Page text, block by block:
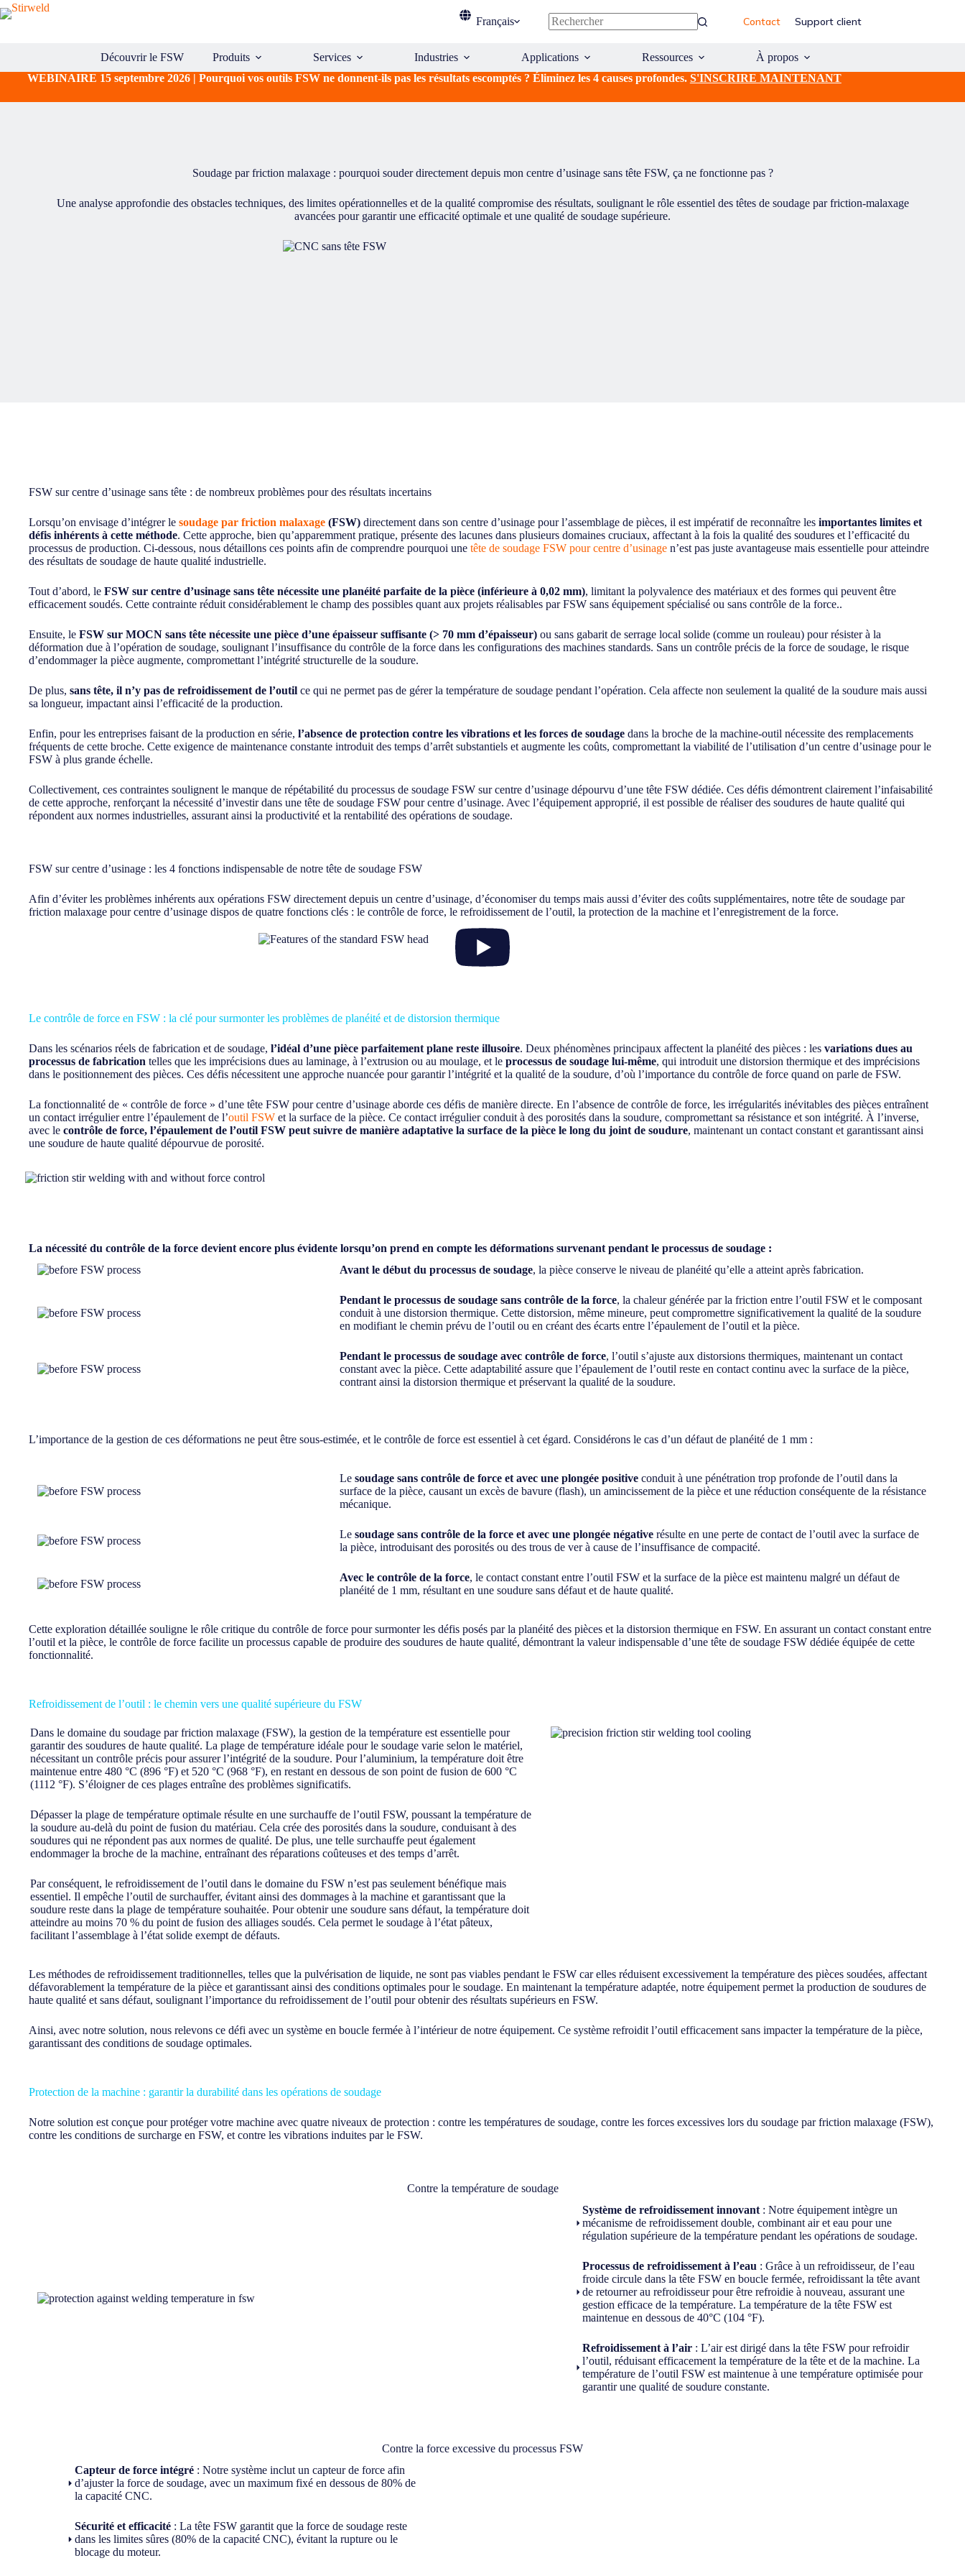
Passer
au
Français
Contact Support client
Découvrir le FSW Produits Services Industries Applications Ressources
À propos
WEBINAIRE 15 septembre 2026 | Pourquoi vos outils FSW ne donnent-ils pas les résultats escomptés ? Éliminez les 4 causes profondes. S'INSCRIRE MAINTENANT
Soudage par friction malaxage : pourquoi souder directement depuis mon centre d’usinage sans tête FSW, ça ne fonctionne pas ?
Une analyse approfondie des obstacles techniques, des limites opérationnelles et de la qualité compromise des résultats, soulignant le rôle essentiel des têtes de soudage par friction-malaxage
avancées pour garantir une efficacité optimale et une qualité de soudage supérieure.
FSW sur centre d’usinage sans tête : de nombreux problèmes pour des résultats incertains
Lorsqu’on envisage d’intégrer le soudage par friction malaxage (FSW) directement dans son centre d’usinage pour l’assemblage de pièces, il est impératif de reconnaître les importantes limites et
défis inhérents à cette méthode. Cette approche, bien qu’apparemment pratique, présente des lacunes dans plusieurs domaines cruciaux, affectant à la fois la qualité des soudures et l’efficacité du
processus de production. Ci-dessous, nous détaillons ces points afin de comprendre pourquoi une tête de soudage FSW pour centre d’usinage n’est pas juste avantageuse mais essentielle pour atteindre
des résultats de soudage de haute qualité industrielle.
Tout d’abord, le FSW sur centre d’usinage sans tête nécessite une planéité parfaite de la pièce (inférieure à 0,02 mm), limitant la polyvalence des matériaux et des formes qui peuvent être
efficacement soudés. Cette contrainte réduit considérablement le champ des possibles quant aux projets réalisables par FSW sans équipement spécialisé ou sans contrôle de la force..
Ensuite, le FSW sur MOCN sans tête nécessite une pièce d’une épaisseur suffisante (> 70 mm d’épaisseur) ou sans gabarit de serrage local solide (comme un rouleau) pour résister à la
déformation due à l’opération de soudage, soulignant l’insuffisance du contrôle de la force dans les configurations des machines standards. Sans un contrôle précis de la force de soudage, le risque
d’endommager la pièce augmente, compromettant l’intégrité structurelle de la soudure.
De plus, sans tête, il n’y pas de refroidissement de l’outil ce qui ne permet pas de gérer la température de soudage pendant l’opération. Cela affecte non seulement la qualité de la soudure mais aussi
sa longueur, impactant ainsi l’efficacité de la production.
Enfin, pour les entreprises faisant de la production en série, l’absence de protection contre les vibrations et les forces de soudage dans la broche de la machine-outil nécessite des remplacements
fréquents de cette broche. Cette exigence de maintenance constante introduit des temps d’arrêt substantiels et augmente les coûts, compromettant la viabilité de l’utilisation d’un centre d’usinage pour le
FSW à plus grande échelle.
Collectivement, ces contraintes soulignent le manque de répétabilité du processus de soudage FSW sur centre d’usinage dépourvu d’une tête FSW dédiée. Ces défis démontrent clairement l’infaisabilité
de cette approche, renforçant la nécessité d’investir dans une tête de soudage FSW pour centre d’usinage. Avec l’équipement approprié, il est possible de réaliser des soudures de haute qualité qui
répondent aux normes industrielles, assurant ainsi la productivité et la rentabilité des opérations de soudage.
FSW sur centre d’usinage : les 4 fonctions indispensable de notre tête de soudage FSW
Afin d’éviter les problèmes inhérents aux opérations FSW directement depuis un centre d’usinage, d’économiser du temps mais aussi d’éviter des coûts supplémentaires, notre tête de soudage par
friction malaxage pour centre d’usinage dispos de quatre fonctions clés : le contrôle de force, le refroidissement de l’outil, la protection de la machine et l’enregistrement de la force.
Le contrôle de force en FSW : la clé pour surmonter les problèmes de planéité et de distorsion thermique
Dans les scénarios réels de fabrication et de soudage, l’idéal d’une pièce parfaitement plane reste illusoire. Deux phénomènes principaux affectent la planéité des pièces : les variations dues au
processus de fabrication telles que les imprécisions dues au laminage, à l’extrusion ou au moulage, et le processus de soudage lui-même, qui introduit une distorsion thermique et des imprécisions
dans le positionnement des pièces. Ces défis nécessitent une approche nuancée pour garantir l’intégrité et la qualité de la soudure, d’où l’importance du contrôle de force quand on parle de FSW.
La fonctionnalité de « contrôle de force » d’une tête FSW pour centre d’usinage aborde ces défis de manière directe. En l’absence de contrôle de force, les irrégularités inévitables des pièces entraînent
un contact irrégulier entre l’épaulement de l’outil FSW et la surface de la pièce. Ce contact irrégulier conduit à des porosités dans la soudure, compromettant sa résistance et son intégrité. À l’inverse,
avec le contrôle de force, l’épaulement de l’outil FSW peut suivre de manière adaptative la surface de la pièce le long du joint de soudure, maintenant un contact constant et garantissant ainsi
une soudure de haute qualité dépourvue de porosité.
La nécessité du contrôle de la force devient encore plus évidente lorsqu’on prend en compte les déformations survenant pendant le processus de soudage :
Avant le début du processus de soudage, la pièce conserve le niveau de planéité qu’elle a atteint après fabrication.
Pendant le processus de soudage sans contrôle de la force, la chaleur générée par la friction entre l’outil FSW et le composant
conduit à une distorsion thermique. Cette distorsion, même mineure, peut compromettre significativement la qualité de la soudure
en modifiant le chemin prévu de l’outil ou en créant des écarts entre l’épaulement de l’outil et la pièce.
Pendant le processus de soudage avec contrôle de force, l’outil s’ajuste aux distorsions thermiques, maintenant un contact
constant avec la pièce. Cette adaptabilité assure que l’épaulement de l’outil reste en contact continu avec la surface de la pièce,
contrant ainsi la distorsion thermique et préservant la qualité de la soudure.
L’importance de la gestion de ces déformations ne peut être sous-estimée, et le contrôle de force est essentiel à cet égard. Considérons le cas d’un défaut de planéité de 1 mm :
Le soudage sans contrôle de force et avec une plongée positiveconduit à une pénétration trop profonde de l’outil dans la
surface de la pièce, causant un excès de bavure (flash), un amincissement de la pièce et une réduction conséquente de la résistance
mécanique.
Le soudage sans contrôle de la force et avec une plongée négativerésulte en une perte de contact de l’outil avec la surface de
la pièce, introduisant des porosités ou des trous de ver à cause de l’insuffisance de compacité.
Avec le contrôle de la force, le contact constant entre l’outil FSW et la surface de la pièce est maintenu malgré un défaut de
planéité de 1 mm, résultant en une soudure sans défaut et de haute qualité.
Cette exploration détaillée souligne le rôle critique du contrôle de force pour surmonter les défis posés par la planéité des pièces et la distorsion thermique en FSW. En assurant un contact constant entre
l’outil et la pièce, le contrôle de force facilite un processus capable de produire des soudures de haute qualité, démontrant la valeur indispensable d’une tête de soudage FSW dédiée équipée de cette
fonctionnalité.
Refroidissement de l’outil : le chemin vers une qualité supérieure du FSW
Dans le domaine du soudage par friction malaxage (FSW), la gestion de la température est essentielle pour
garantir des soudures de haute qualité. La plage de température idéale pour le soudage varie selon le matériel,
nécessitant un contrôle précis pour assurer l’intégrité de la soudure. Pour l’aluminium, la température doit être
maintenue entre 480 °C (896 °F) et 520 °C (968 °F), en restant en dessous de son point de fusion de 600 °C
(1112 °F). S’éloigner de ces plages entraîne des problèmes significatifs.
Dépasser la plage de température optimale résulte en une surchauffe de l’outil FSW, poussant la température de
la soudure au-delà du point de fusion du matériau. Cela crée des porosités dans la soudure, conduisant à des
soudures qui ne répondent pas aux normes de qualité. De plus, une telle surchauffe peut également
endommager la broche de la machine, entraînant des réparations coûteuses et des temps d’arrêt.
Par conséquent, le refroidissement de l’outil dans le domaine du FSW n’est pas seulement bénéfique mais
essentiel. Il empêche l’outil de surchauffer, évitant ainsi des dommages à la machine et garantissant que la
soudure reste dans la plage de température souhaitée. Pour obtenir une soudure sans défaut, la température doit
atteindre au moins 70 % du point de fusion des alliages soudés. Cela permet le soudage à l’état pâteux,
facilitant l’assemblage à l’état solide exempt de défauts.
Les méthodes de refroidissement traditionnelles, telles que la pulvérisation de liquide, ne sont pas viables pendant le FSW car elles réduisent excessivement la température des pièces soudées, affectant
défavorablement la température de la pièce et garantissant ainsi des conditions optimales pour le soudage. En maintenant la température adaptée, notre équipement permet la production de soudures de
haute qualité et sans défaut, soulignant l’importance du refroidissement de l’outil pour obtenir des résultats supérieurs en FSW.
Ainsi, avec notre solution, nous relevons ce défi avec un système en boucle fermée à l’intérieur de notre équipement. Ce système refroidit l’outil efficacement sans impacter la température de la pièce,
garantissant des conditions de soudage optimales.
Protection de la machine : garantir la durabilité dans les opérations de soudage
Notre solution est conçue pour protéger votre machine avec quatre niveaux de protection : contre les températures de soudage, contre les forces excessives lors du soudage par friction malaxage (FSW),
contre les conditions de surcharge en FSW, et contre les vibrations induites par le FSW.
Contre la température de soudage
Système de refroidissement innovant : Notre équipement intègre un
mécanisme de refroidissement double, combinant air et eau pour une
régulation supérieure de la température pendant les opérations de soudage.
Processus de refroidissement à l’eau : Grâce à un refroidisseur, de l’eau
froide circule dans la tête FSW en boucle fermée, refroidissant la tête avant
de retourner au refroidisseur pour être refroidie à nouveau, assurant une
gestion efficace de la température. La température de la tête FSW est
maintenue en dessous de 40°C (104 °F).
Refroidissement à l’air : L’air est dirigé dans la tête FSW pour refroidir
l’outil, réduisant efficacement la température de la tête et de la machine. La
température de l’outil FSW est maintenue à une température optimisée pour
garantir une qualité de soudure constante.
Contre la force excessive du processus FSW
Capteur de force intégré: Notre système inclut un capteur de force afin
d’ajuster la force de soudage, avec un maximum fixé en dessous de 80% de
la capacité CNC.
Sécurité et efficacité: La tête FSW garantit que la force de soudage reste
dans les limites sûres (80% de la capacité CNC), évitant la rupture ou le
blocage du moteur.